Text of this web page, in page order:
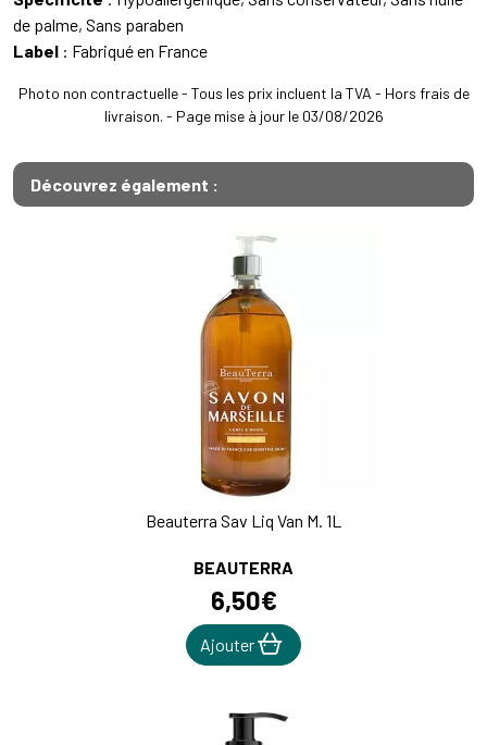
de palme, Sans paraben
Label : Fabriqué en France
Photo non contractuelle - Tous les prix incluent la TVA - Hors frais de
livraison. - Page mise à jour le 03/08/2026
Découvrez également :
Beauterra Sav Liq Van M. 1L
BEAUTERRA
6,50€
Ajouter